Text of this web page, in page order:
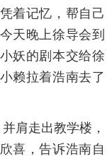
着记忆，帮自己
天晚上徐导会到
妖的剧本交给徐
赖拉着浩南去了
肩走出教学楼，
喜，告诉浩南自